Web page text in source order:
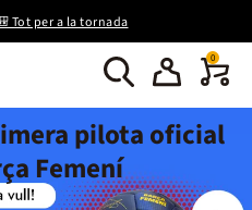
Tot per a la tornada
0
pilota oficial
Femení